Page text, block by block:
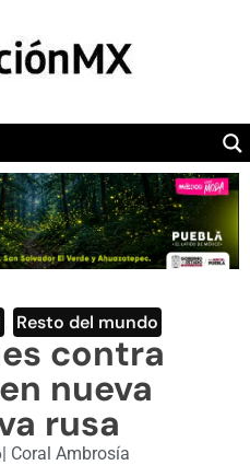
SECTION
Resto del mundo
contra
nueva
rusa
| Coral Ambrosía